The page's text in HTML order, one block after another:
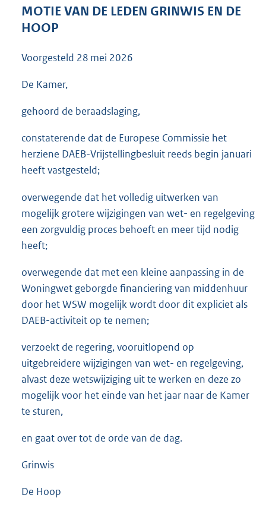
e
MOTIE VAN DE LEDEN GRINWIS EN DE
HOOP
Voorgesteld 28 mei 2026
De Kamer,
gehoord de beraadslaging,
constaterende dat de Europese Commissie het
herziene DAEB-Vrijstellingbesluit reeds begin januari
heeft vastgesteld;
overwegende dat het volledig uitwerken van
mogelijk grotere wijzigingen van wet- en regelgeving
een zorgvuldig proces behoeft en meer tijd nodig
heeft;
overwegende dat met een kleine aanpassing in de
Woningwet geborgde financiering van middenhuur
door het WSW mogelijk wordt door dit expliciet als
DAEB-activiteit op te nemen;
verzoekt de regering, vooruitlopend op
uitgebreidere wijzigingen van wet- en regelgeving,
alvast deze wetswijziging uit te werken en deze zo
mogelijk voor het einde van het jaar naar de Kamer
te sturen,
en gaat over tot de orde van de dag.
Grinwis
De Hoop